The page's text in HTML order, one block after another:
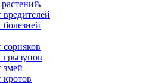
вредителей
болезней
сорняков
грызунов
змей
кротов